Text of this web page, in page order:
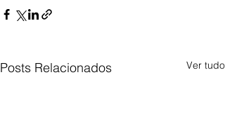
Posts Relacionados Ver tudo